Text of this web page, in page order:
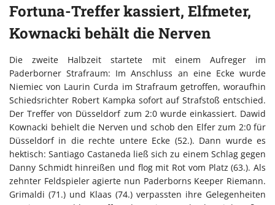
Fortuna-Treffer kassiert, Elfmeter,
Kownacki behält die Nerven
Die zweite Halbzeit startete mit einem Aufreger im
Paderborner Strafraum: Im Anschluss an eine Ecke wurde
Niemiec von Laurin Curda im Strafraum getroffen, woraufhin
Schiedsrichter Robert Kampka sofort auf Strafstoß entschied.
Der Treffer von Düsseldorf zum 2:0 wurde einkassiert. Dawid
Kownacki behielt die Nerven und schob den Elfer zum 2:0 für
Düsseldorf in die rechte untere Ecke (52.). Dann wurde es
hektisch: Santiago Castaneda ließ sich zu einem Schlag gegen
Danny Schmidt hinreißen und flog mit Rot vom Platz (63.). Als
zehnter Feldspieler agierte nun Paderborns Keeper Riemann.
Grimaldi (71.) und Klaas (74.) verpassten ihre Gelegenheiten